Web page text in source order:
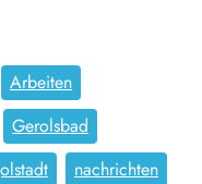
Arbeiten
Gerolsbad
nachrichten